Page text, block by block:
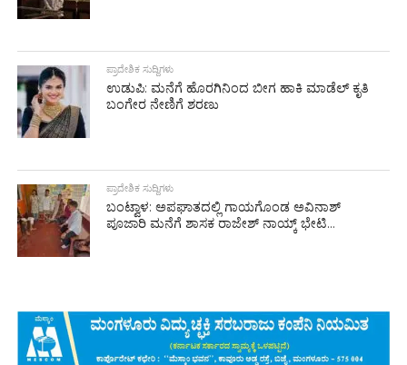
ಪ್ರಾದೇಶಿಕ ಸುದ್ದಿಗಳು
ಉಡುಪಿ: ಮನೆಗೆ ಹೊರಗಿನಿಂದ ಬೀಗ ಹಾಕಿ ಮಾಡೆಲ್ ಕೃತಿ
ಬಂಗೇರ ನೇಣಿಗೆ ಶರಣು
ಪ್ರಾದೇಶಿಕ ಸುದ್ದಿಗಳು
ಬಂಟ್ವಾಳ: ಅಪಘಾತದಲ್ಲಿ ಗಾಯಗೊಂಡ ಅವಿನಾಶ್
ಪೂಜಾರಿ ಮನೆಗೆ ಶಾಸಕ ರಾಜೇಶ್ ನಾಯ್ಕ್ ಭೇಟಿ...